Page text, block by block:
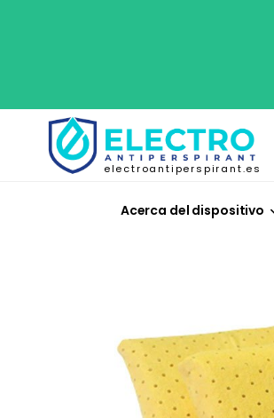
electroantiperspirant.es
Acerca del dispositivo